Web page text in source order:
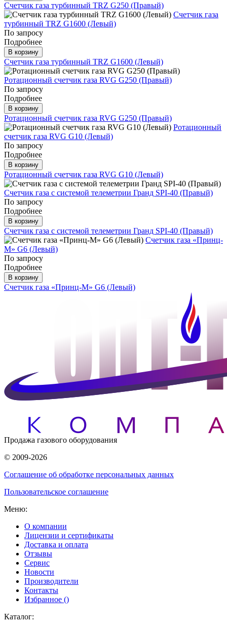
Счетчик газа турбинный TRZ G250 (Правый)
Счетчик газа
турбинный TRZ G1600 (Левый)
По запросу
Подробнее
В корзину
Счетчик газа турбинный TRZ G1600 (Левый)
Ротационный счетчик газа RVG G250 (Правый)
По запросу
Подробнее
В корзину
Ротационный счетчик газа RVG G250 (Правый)
Ротационный
счетчик газа RVG G10 (Левый)
По запросу
Подробнее
В корзину
Ротационный счетчик газа RVG G10 (Левый)
Счетчик газа с системой телеметрии Гранд SPI-40 (Правый)
По запросу
Подробнее
В корзину
Счетчик газа с системой телеметрии Гранд SPI-40 (Правый)
Счетчик газа «Принц-
М» G6 (Левый)
По запросу
Подробнее
В корзину
Счетчик газа «Принц-М» G6 (Левый)
Продажа газового оборудования
© 2009-2026
Соглашение об обработке персональных данных
Пользовательское соглашение
Меню:
О компании
Лицензии и сертификаты
Доставка и оплата
Отзывы
Сервис
Новости
Производители
Контакты
Избранное ()
Каталог: